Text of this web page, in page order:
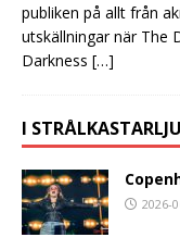
publiken på allt från
utskällningar när The
Darkness […]
I
2026-